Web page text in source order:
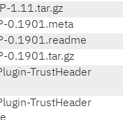
1.11.tar.gz
0.1901.meta
0.1901.readme
0.1901.tar.gz
TrustHeader
TrustHeader